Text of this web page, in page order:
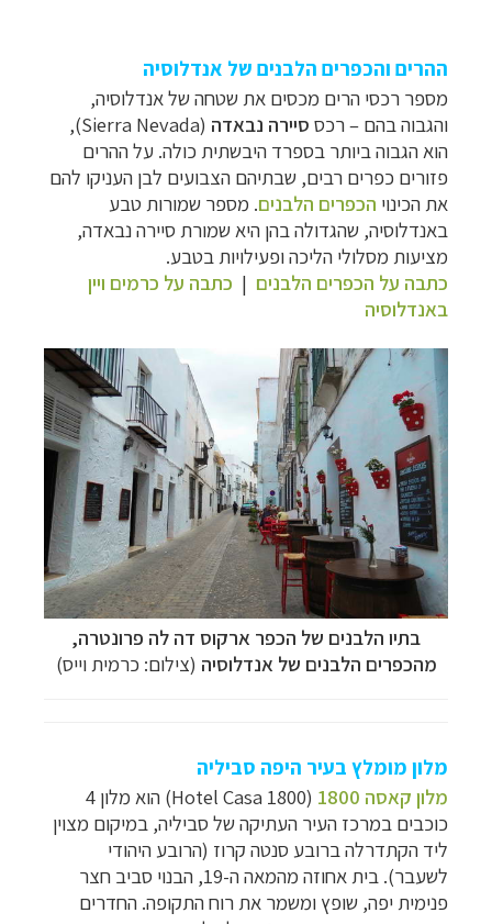
ההרים והכפרים הלבנים של אנדלוסיה
מספר רכסי הרים מכסים את שטחה של אנדלוסיה,
והגבוה בהם – רכס סיירה נבאדה (
Sierra Nevada
),
הוא הגבוה ביותר בספרד היבשתית כולה. על ההרים
פזורים כפרים רבים, שבתיהם הצבועים לבן העניקו להם
את הכינוי הכפרים הלבנים. מספר שמורות טבע
באנדלוסיה, שהגדולה בהן היא שמורת סיירה נבאדה,
מציעות מסלולי הליכה ופעילויות בטבע.
כתבה על הכפרים הלבנים | כתבה על כרמים ויין
באנדלוסיה
בתיו הלבנים של הכפר ארקוס דה לה פרונטרה,
מהכפרים הלבנים של אנדלוסיה (צילום: כרמית וייס)
מלון מומלץ בעיר היפה סביליה
מלון קאסה 1800
(
Hotel Casa 1800
) הוא מלון 4
כוכבים במרכז העיר העתיקה של סביליה, במיקום מצוין
ליד הקתדרלה ברובע סנטה קרוז (הרובע היהודי
לשעבר). בית אחוזה מהמאה ה-19, הבנוי סביב חצר
פנימית יפה, שופץ ומשמר את רוח התקופה. החדרים